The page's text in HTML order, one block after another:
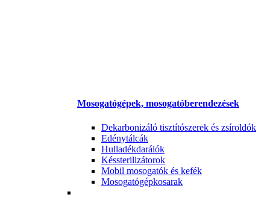
Mosogatógépek, mosogatóberendezések
Dekarbonizáló tisztítószerek és zsíroldók
Edénytálcák
Hulladékdarálók
Késsterilizátorok
Mobil mosogatók és kefék
Mosogatógépkosarak